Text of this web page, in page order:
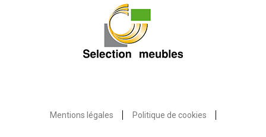
Mentions légales Politique de cookies